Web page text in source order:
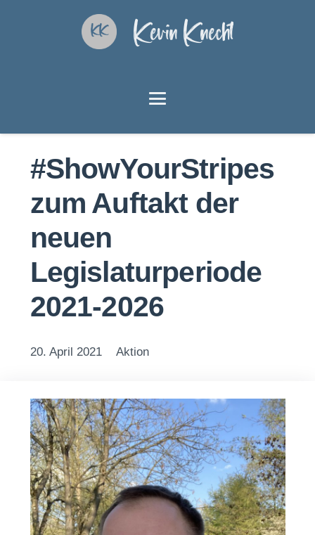
Kevin Knecht
#ShowYourStripes
zum Auftakt der
neuen
Legislaturperiode
2021-2026
20. April 2021 Aktion